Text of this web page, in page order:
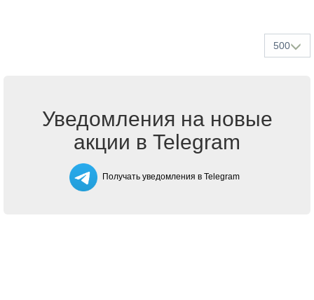
500
Уведомления на новые
акции в Telegram
Получать уведомления в Telegram